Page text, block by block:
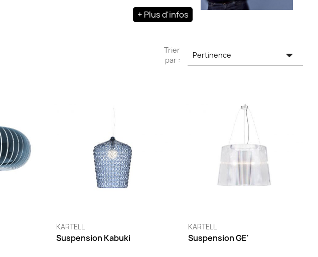
+ Plus d'infos
Trier
par :
Pertinence 
KARTELL
Suspension Kabuki
KARTELL
Suspension GE'